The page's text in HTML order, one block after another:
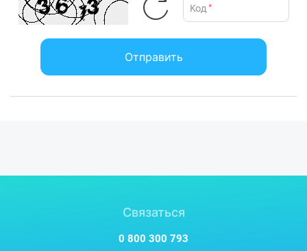
Роскошный блеск ваших волос
Встроенный генератор создает 50 миллионов отрицательно
заряженных ионов, которые попадают непосредственно на
поверхность волос и нейтрализуют статический заряд. Это
способствует аккуратному разглаживанию вьющихся и
блестящими.
обеспечивают дополнительную защиту в крайних случаях.
Особое внимание деталям
Код *
Отправить
Связаться
0 800 300 793